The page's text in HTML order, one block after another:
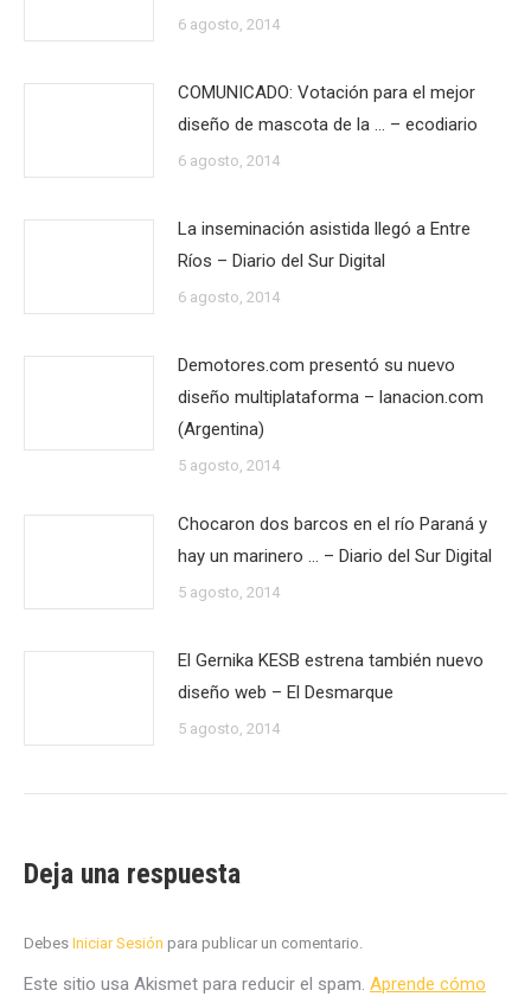
6 agosto, 2014
COMUNICADO: Votación para el mejor
diseño de mascota de la … – ecodiario
6 agosto, 2014
La inseminación asistida llegó a Entre
Ríos – Diario del Sur Digital
6 agosto, 2014
Demotores.com presentó su nuevo
diseño multiplataforma – lanacion.com
(Argentina)
5 agosto, 2014
Chocaron dos barcos en el río Paraná y
hay un marinero … – Diario del Sur Digital
5 agosto, 2014
El Gernika KESB estrena también nuevo
diseño web – El Desmarque
5 agosto, 2014
Deja una respuesta
Debes Iniciar Sesión para publicar un comentario.
Este sitio usa Akismet para reducir el spam. Aprende cómo